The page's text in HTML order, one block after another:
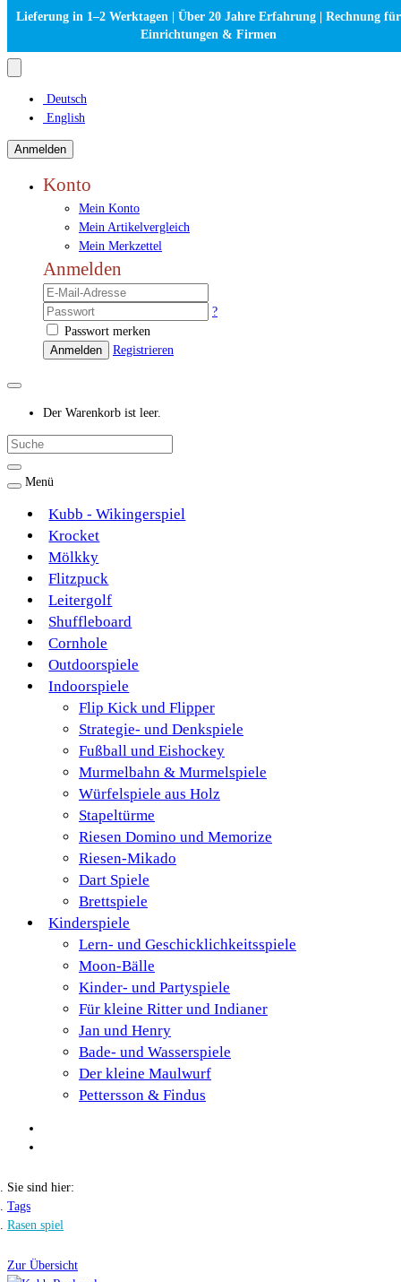
Deutsch
English
Anmelden
Konto
Mein Konto
Mein Artikelvergleich
Mein Merkzettel
Anmelden
?
Passwort merken
Anmelden
Registrieren
Der Warenkorb ist leer.
Menü
Kubb - Wikingerspiel
Krocket
Mölkky
Flitzpuck
Leitergolf
Shuffleboard
Cornhole
Outdoorspiele
Indoorspiele
Flip Kick und Flipper
Strategie- und Denkspiele
Fußball und Eishockey
Murmelbahn & Murmelspiele
Würfelspiele aus Holz
Stapeltürme
Riesen Domino und Memorize
Riesen-Mikado
Dart Spiele
Brettspiele
Kinderspiele
Lern- und Geschicklichkeitsspiele
Moon-Bälle
Kinder- und Partyspiele
Für kleine Ritter und Indianer
Jan und Henry
Bade- und Wasserspiele
Der kleine Maulwurf
Pettersson & Findus
Sie sind hier:
Tags
Rasen spiel
Zur Übersicht
Lieferung in 1–2 Werktagen | Über 20 Jahre Erfahrung | Rechnung für
Einrichtungen & Firmen